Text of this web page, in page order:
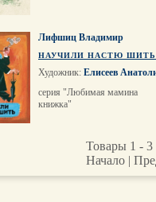
Лифшиц Владимир
НАУЧИЛИ НАСТЮ ШИТЬ
Художник: Елисеев
серия "Любимая мамина
книжка"
Товары 1 - 3
Начало |